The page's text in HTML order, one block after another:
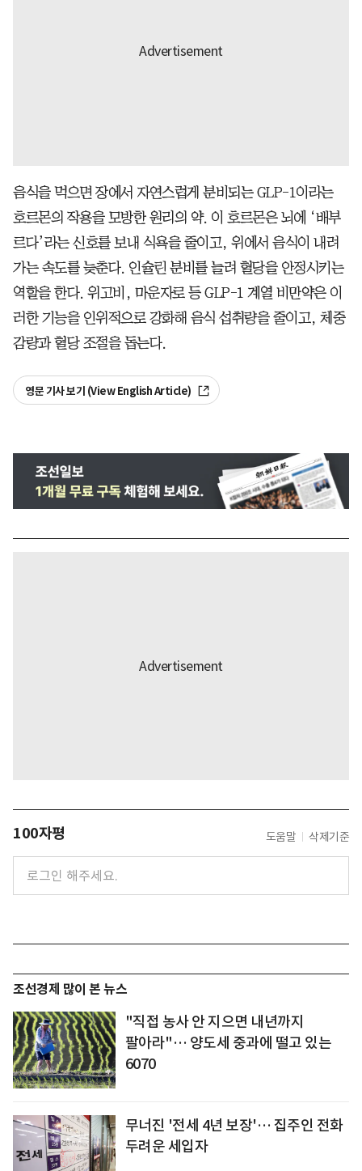
음식을 먹으면 장에서 자연스럽게 분비되는 GLP-1이라는
호르몬의 작용을 모방한 원리의 약. 이 호르몬은 뇌에 ‘배부
르다’라는 신호를 보내 식욕을 줄이고, 위에서 음식이 내려
가는 속도를 늦춘다. 인슐린 분비를 늘려 혈당을 안정시키는
역할을 한다. 위고비, 마운자로 등 GLP-1 계열 비만약은 이
러한 기능을 인위적으로 강화해 음식 섭취량을 줄이고, 체중
감량과 혈당 조절을 돕는다.
영문 기사 보기 (View English Article)
100자평 도움말 삭제기준
조선경제 많이 본 뉴스
"직접 농사 안 지으면 내년까지
팔아라"… 양도세 중과에 떨고 있는
6070
무너진 '전세 4년 보장'… 집주인 전화
두려운 세입자